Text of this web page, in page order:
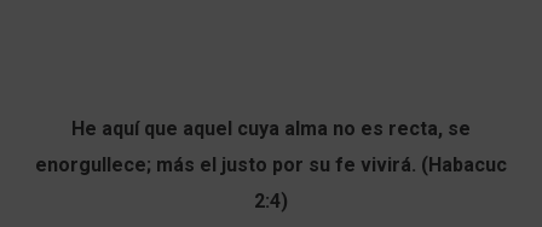
He aquí que aquel cuya alma no es recta, se
enorgullece; más el justo por su fe vivirá. (Habacuc
2:4)